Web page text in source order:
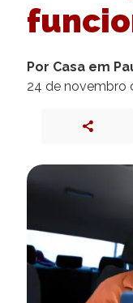
Por Casa em
24 de novembro